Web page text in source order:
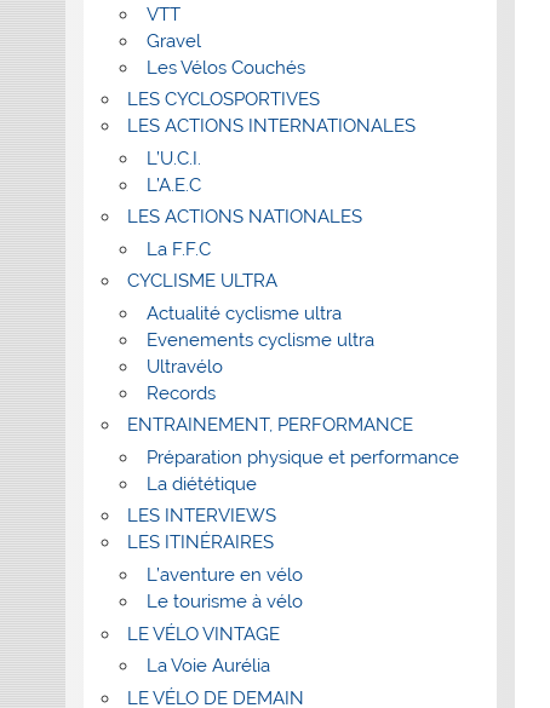
VTT
Gravel
Les Vélos Couchés
LES CYCLOSPORTIVES
LES ACTIONS INTERNATIONALES
L’U.C.I.
L’A.E.C
LES ACTIONS NATIONALES
La F.F.C
CYCLISME ULTRA
Actualité cyclisme ultra
Evenements cyclisme ultra
Ultravélo
Records
ENTRAINEMENT, PERFORMANCE
Préparation physique et performance
La diététique
LES INTERVIEWS
LES ITINÉRAIRES
L’aventure en vélo
Le tourisme à vélo
LE VÉLO VINTAGE
La Voie Aurélia
LE VÉLO DE DEMAIN